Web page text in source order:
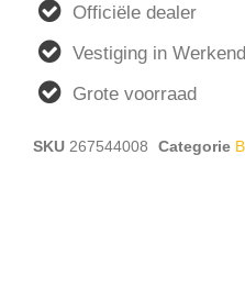
Officiële dealer
Vestiging in
Grote voorraad
SKU 267544008 Categorie